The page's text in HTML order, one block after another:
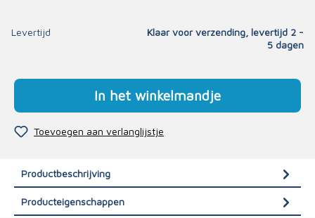
Levertijd
Klaar voor verzending, levertijd 2 -
5 dagen
In het winkelmandje
Toevoegen aan verlanglijstje
Productbeschrijving
Producteigenschappen